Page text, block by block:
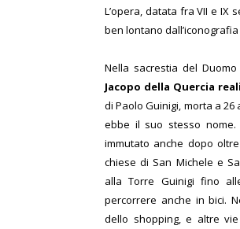
L’opera, datata fra VII e IX
ben lontano
Nella sacrestia del
Jacopo della Quercia
di Paolo Guinigi, morta a
ebbe il suo stesso
immutato anche dopo
chiese di San Michele e
alla Torre Guinigi fino
percorrere anche in bici.
dello shopping, e altre